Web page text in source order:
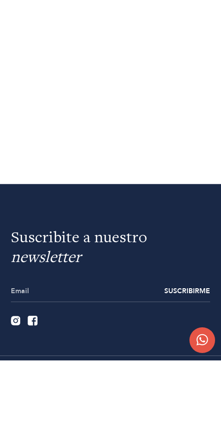
Suscribite a nuestro
newsletter
SUSCRIBIRME